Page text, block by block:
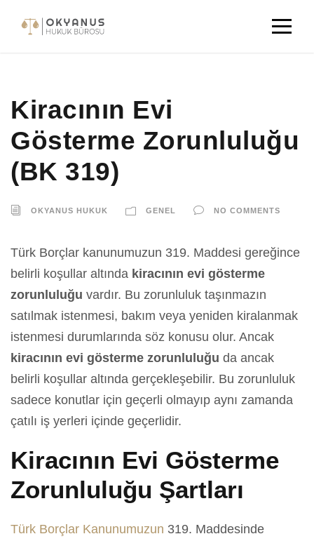
Kiracının Evi
Gösterme Zorunluluğu
(BK 319)
OKYANUS HUKUK GENEL NO COMMENTS
Türk Borçlar kanunumuzun 319. Maddesi gereğince
belirli koşullar altında kiracının evi gösterme
zorunluluğu vardır. Bu zorunluluk taşınmazın
satılmak istenmesi, bakım veya yeniden kiralanmak
istenmesi durumlarında söz konusu olur. Ancak
kiracının evi gösterme zorunluluğu da ancak
belirli koşullar altında gerçekleşebilir. Bu zorunluluk
sadece konutlar için geçerli olmayıp aynı zamanda
çatılı iş yerleri içinde geçerlidir.
Kiracının Evi Gösterme
Zorunluluğu Şartları
Türk Borçlar Kanunumuzun 319. Maddesinde